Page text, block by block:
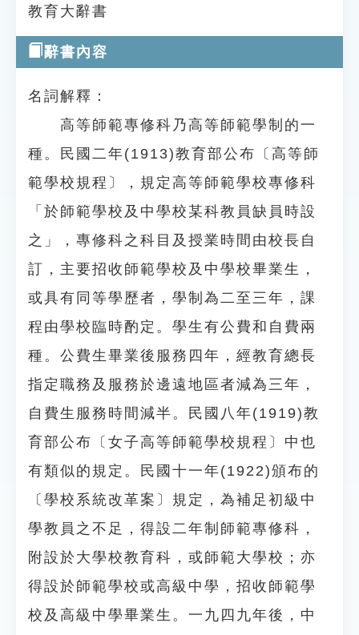
教育大辭書
辭書內容
名詞解釋：
高等師範專修科乃高等師範學制的一
種。民國二年(1913)教育部公布〔高等師
範學校規程〕，規定高等師範學校專修科
「於師範學校及中學校某科教員缺員時設
之」，專修科之科目及授業時間由校長自
訂，主要招收師範學校及中學校畢業生，
或具有同等學歷者，學制為二至三年，課
程由學校臨時酌定。學生有公費和自費兩
種。公費生畢業後服務四年，經教育總長
指定職務及服務於邊遠地區者減為三年，
自費生服務時間減半。民國八年(1919)教
育部公布〔女子高等師範學校規程〕中也
有類似的規定。民國十一年(1922)頒布的
〔學校系統改革案〕規定，為補足初級中
學教員之不足，得設二年制師範專修科，
附設於大學校教育科，或師範大學校；亦
得設於師範學校或高級中學，招收師範學
校及高級中學畢業生。一九四九年後，中